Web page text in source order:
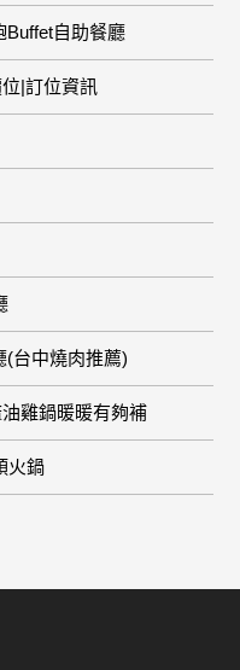
Buffet自助餐廳
|訂位資訊
(台中燒肉推薦)
雞鍋暖暖有夠補
火鍋